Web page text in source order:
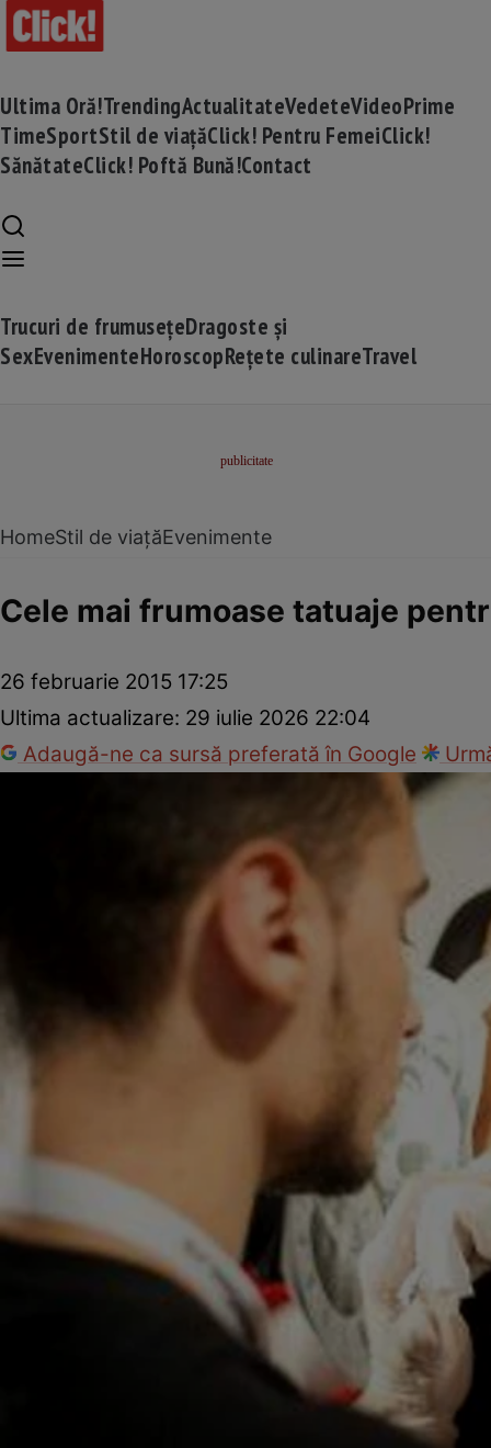
Ultima Oră!TrendingActualitateVedeteVideoPrime
TimeSportStil de viațăClick! Pentru FemeiClick!
SănătateClick! Poftă Bună!Contact
Trucuri de frumusețeDragoste și
SexEvenimenteHoroscopRețete culinareTravel
HomeStil de viațăEvenimente
Cele mai frumoase tatuaje
26 februarie 2015 17:25
Ultima actualizare: 29 iulie 2026 22:04
Adaugă-ne ca sursă preferată în Google